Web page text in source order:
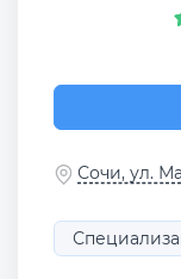
Сочи, ул.